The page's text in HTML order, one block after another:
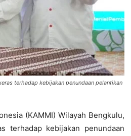
terhadap kebijakan penundaan pelantikan
(KAMMI) Wilayah Bengkulu,
terhadap kebijakan penundaan